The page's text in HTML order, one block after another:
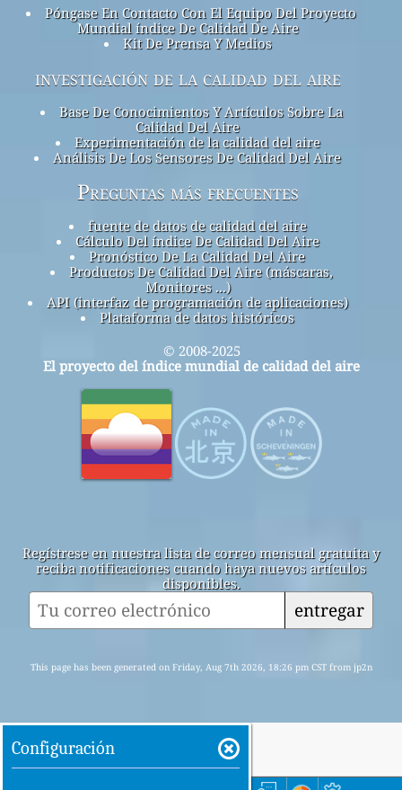
Póngase En Contacto Con El Equipo Del Proyecto
Mundial índice De Calidad De Aire
Kit De Prensa Y Medios
investigación de la calidad del aire
Base De Conocimientos Y Artículos Sobre La
Calidad Del Aire
Experimentación de la calidad del aire
Análisis De Los Sensores De Calidad Del Aire
Preguntas más frecuentes
fuente de datos de calidad del aire
Cálculo Del índice De Calidad Del Aire
Pronóstico De La Calidad Del Aire
Productos De Calidad Del Aire (máscaras,
Monitores ...)
API (interfaz de programación de aplicaciones)
Plataforma de datos históricos
© 2008-2025
El proyecto del índice mundial de calidad del aire
Regístrese en nuestra lista de correo mensual gratuita y
reciba notificaciones cuando haya nuevos artículos
disponibles.
entregar
This page has been generated on Friday, Aug 7th 2026, 18:26 pm CST from jp2n
Configuración